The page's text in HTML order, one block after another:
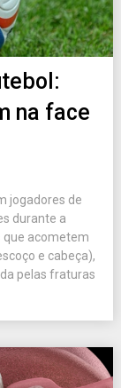
na face
jogadores de
durante a
que acometem
e cabeça),
pelas fraturas